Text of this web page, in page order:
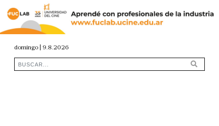
domingo | 9.8.2026